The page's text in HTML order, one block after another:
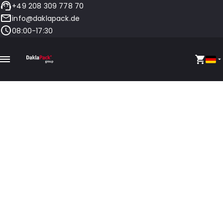
+49 208 309 778 70
info@daklapack.de
08:00-17:30